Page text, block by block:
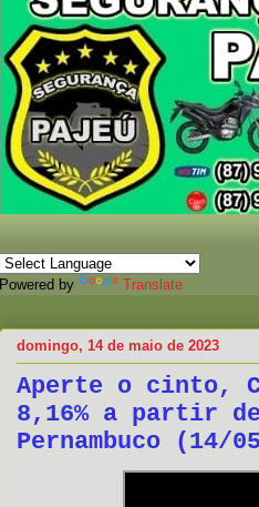
Powered by Translate
domingo, 14 de maio de 2023
Aperte o cinto,
8,16% a partir
Pernambuco (14/